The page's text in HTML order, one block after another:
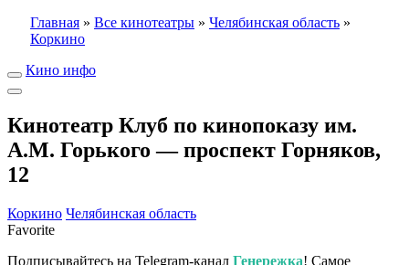
Главная » Все кинотеатры » Челябинская область »
Коркино
Кино инфо
Кинотеатр Клуб по кинопоказу им.
А.М. Горького — проспект Горняков,
12
Коркино Челябинская область
Favorite
Подписывайтесь на Telegram-канал Генережка! Самое